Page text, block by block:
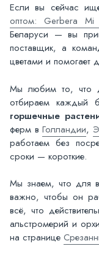
Если вы сейчас
оптом: Gerbera Mi
Беларуси — вы
поставщик, а
цветами и помогает
Мы любим то, что
отбираем каждый
горшечные
ферм в Голландии,
работаем без
сроки — короткие.
Мы знаем, что для
важно, чтобы он
всё, что
альстромерий и
на странице